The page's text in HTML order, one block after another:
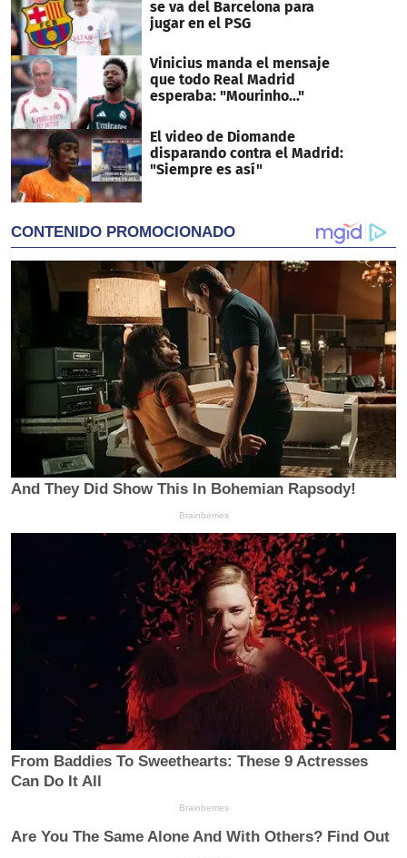
se va del Barcelona para
jugar en el PSG
Vinicius manda el mensaje
que todo Real Madrid
esperaba: "Mourinho..."
El video de Diomande
disparando contra el Madrid:
"Siempre es así"